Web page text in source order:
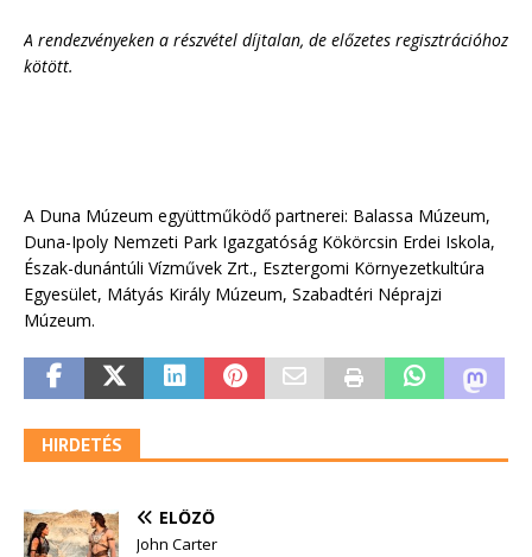
A rendezvényeken a részvétel díjtalan, de előzetes regisztrációhoz
kötött.
A Duna Múzeum együttműködő partnerei: Balassa Múzeum,
Duna-Ipoly Nemzeti Park Igazgatóság Kökörcsin Erdei Iskola,
Észak-dunántúli Vízművek Zrt., Esztergomi Környezetkultúra
Egyesület, Mátyás Király Múzeum, Szabadtéri Néprajzi
Múzeum.
HIRDETÉS
ELŐZŐ
John Carter